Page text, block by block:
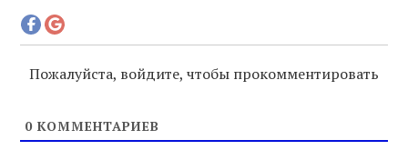
Пожалуйста, войдите, чтобы прокомментировать
0 КОММЕНТАРИЕВ